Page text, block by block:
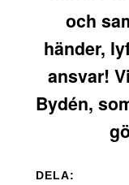
och
händer,
ansvar!
Bydén,
DELA: